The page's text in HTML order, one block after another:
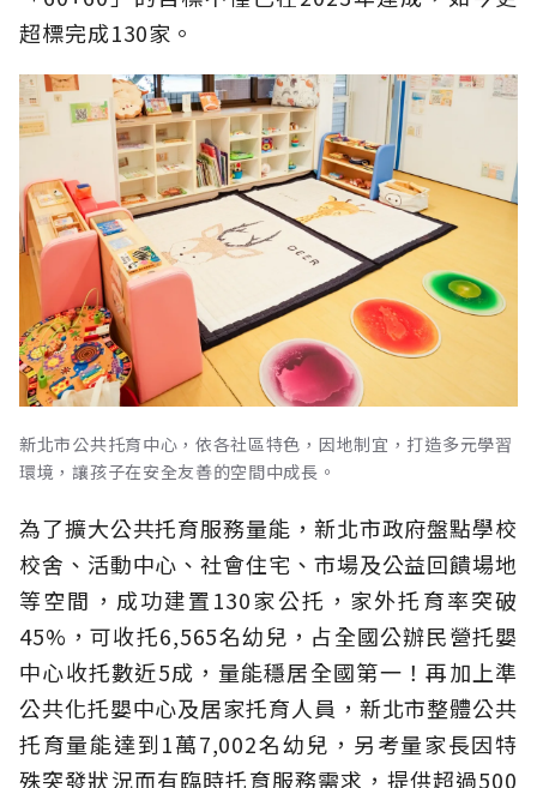
超標完成130家。
新北市公共托育中心，依各社區特色，因地制宜，打造多元學習
環境，讓孩子在安全友善的空間中成長。
為了擴大公共托育服務量能，新北市政府盤點學校
校舍、活動中心、社會住宅、市場及公益回饋場地
等空間，成功建置130家公托，家外托育率突破
45%，可收托6,565名幼兒，占全國公辦民營托嬰
中心收托數近5成，量能穩居全國第一！再加上準
公共化托嬰中心及居家托育人員，新北市整體公共
托育量能達到1萬7,002名幼兒，另考量家長因特
殊突發狀況而有臨時托育服務需求，提供超過500